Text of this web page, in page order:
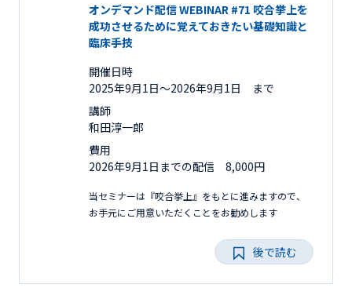
オンデマンド配信 WEBINAR #71 咬合挙上を
成功させるために覚えておきたい基礎知識と
臨床手技
開催日時
2025年9月1日〜2026年9月1日 まで
講師
和田淳一郎
費用
2026年9月1日までの配信 8,000円
当セミナーは『咬合挙上』をもとに進みますので、
お手元にご用意いただくことをお勧めします
後で読む